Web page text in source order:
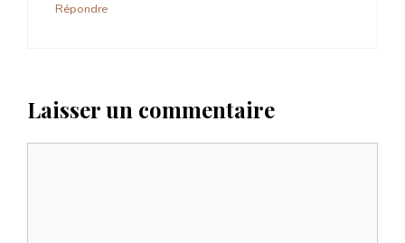
Répondre
Laisser un commentaire